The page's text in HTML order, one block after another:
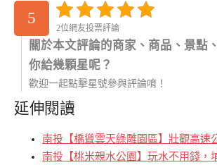
5
2位網友投票評論
關於本文評論的商家、商品、景點
你給幾顆星呢？
歡迎一起點擊星號參與評論唷！
延伸閱讀
南投【橋聳雲天綠雕園區】壯觀高速
南投【桃米親水公園】玩水不用錢，